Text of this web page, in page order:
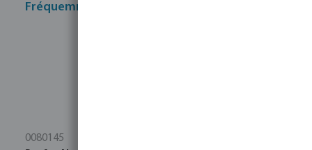
Fréquemment achetés ensemble
0080145